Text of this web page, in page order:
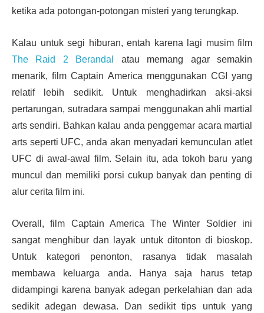
ketika ada potongan-potongan misteri yang terungkap.
Kalau untuk segi hiburan, entah karena lagi musim film
The Raid 2 Berandal
atau memang agar semakin
menarik, film Captain America menggunakan CGI yang
relatif lebih sedikit. Untuk menghadirkan aksi-aksi
pertarungan, sutradara sampai menggunakan ahli martial
arts sendiri. Bahkan kalau anda penggemar acara martial
arts seperti UFC, anda akan menyadari kemunculan atlet
UFC di awal-awal film. Selain itu, ada tokoh baru yang
muncul dan memiliki porsi cukup banyak dan penting di
alur cerita film ini.
Overall, film Captain America The Winter Soldier ini
sangat menghibur dan layak untuk ditonton di bioskop.
Untuk kategori penonton, rasanya tidak masalah
membawa keluarga anda. Hanya saja harus tetap
didampingi karena banyak adegan perkelahian dan ada
sedikit adegan dewasa. Dan sedikit tips untuk yang